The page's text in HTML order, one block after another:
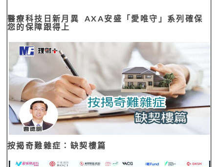
醫療科技日新月異 AXA安盛「愛唯守」系列確保
您的保障跟得上
按揭奇難雜症：缺契樓篇